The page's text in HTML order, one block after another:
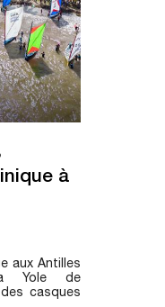
à
aux Antilles
Yole de
casques